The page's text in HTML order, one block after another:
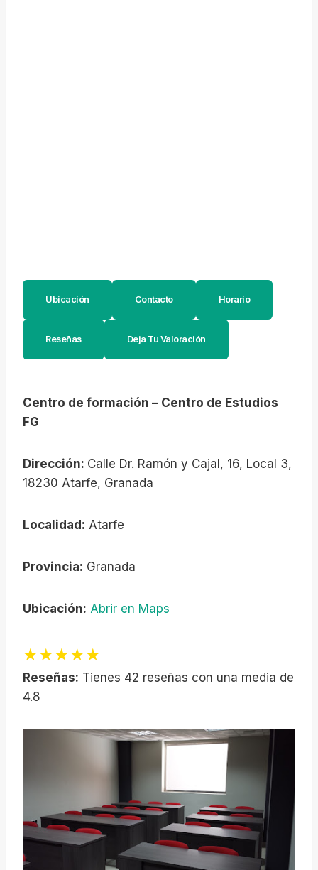
Ubicación Contacto Horario
Reseñas Deja Tu Valoración
Centro de formación – Centro de Estudios
FG
Dirección: Calle Dr. Ramón y Cajal, 16, Local 3,
18230 Atarfe, Granada
Localidad: Atarfe
Provincia: Granada
Ubicación: Abrir en Maps
★★★★★
Reseñas: Tienes 42 reseñas con una media de
4.8